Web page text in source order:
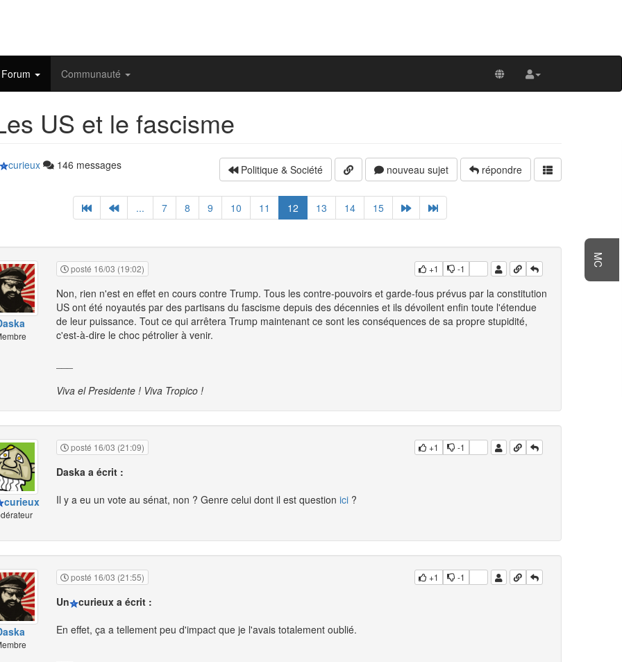
Forum Communauté
US et le fascisme
curieux 146 messages Politique & Société nouveau sujet répondre
... 7 8 9 10 11 12 13 14 15
posté 16/03 (19:02) +1 -1
Non, rien n'est en effet en cours contre Trump. Tous les contre-pouvoirs et garde-fous prévus par la constitution
US ont été noyautés par des partisans du fascisme depuis des décennies et ils dévoilent enfin toute l'étendue
de leur puissance. Tout ce qui arrêtera Trump maintenant ce sont les conséquences de sa propre stupidité,
c'est-à-dire le choc pétrolier à venir.
Viva el Presidente ! Viva Tropico !
curieux
posté 16/03 (21:09) +1 -1
Daska a écrit :
Il y a eu un vote au sénat, non ? Genre celui dont il est question ici ?
posté 16/03 (21:55) +1 -1
Un
curieux a écrit :
En effet, ça a tellement peu d'impact que je l'avais totalement oublié.
MC